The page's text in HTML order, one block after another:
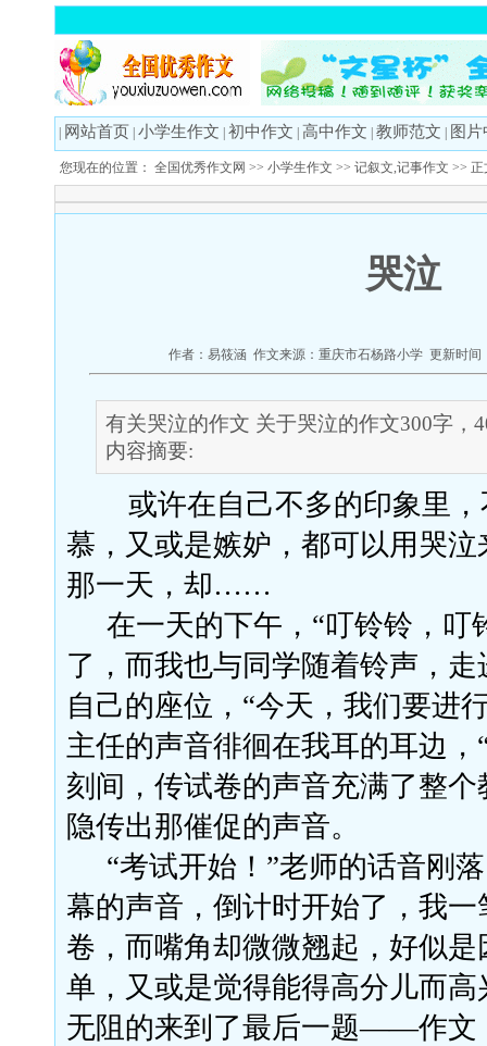
网站首页 小学生作文 初中作文 高中作文 教师范文 图
您现在的位置： 全国优秀作文网 >> 小学生作文 >> 记叙文,记事作文 >>
哭泣
作者：易筱涵 作文来源：重庆市石杨路小学 更新时间
有关哭泣的作文 关于哭泣的作文300字，
内容摘要:
或许在自己不多的印象里
慕，又或是嫉妒，都可以用哭
那一天，却……
在一天的下午， “叮铃铃，叮
了，而我也与同学随着铃声，
自己的座位，“今天，我们要进
主任的声音徘徊在我耳的耳边
刻间，传试卷的声音充满了整
隐传出那催促的声音。
“考试开始！”老师的话音刚
幕的声音，倒计时开始了，我
卷，而嘴角却微微翘起，好似
单，又或是觉得能得高分儿而
无阻的来到了最后一题——作文